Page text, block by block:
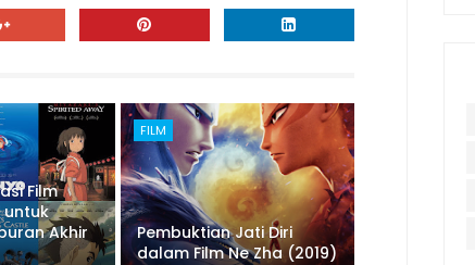
Film
untuk
Akhir
FILM
Pembuktian Jati Diri
dalam Film Ne Zha (2019)